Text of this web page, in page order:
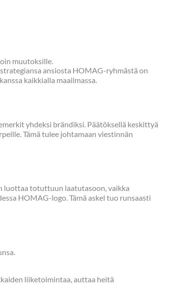
muutoksille.
ansiosta HOMAG-ryhmästä on
kaikkialla maailmassa.
yhdeksi brändiksi. Päätöksellä keskittyä
Tämä tulee johtamaan viestinnän
luottaa totuttuun laatutasoon, vaikka
HOMAG-logo. Tämä askel tuo runsaasti
liiketoimintaa, auttaa heitä